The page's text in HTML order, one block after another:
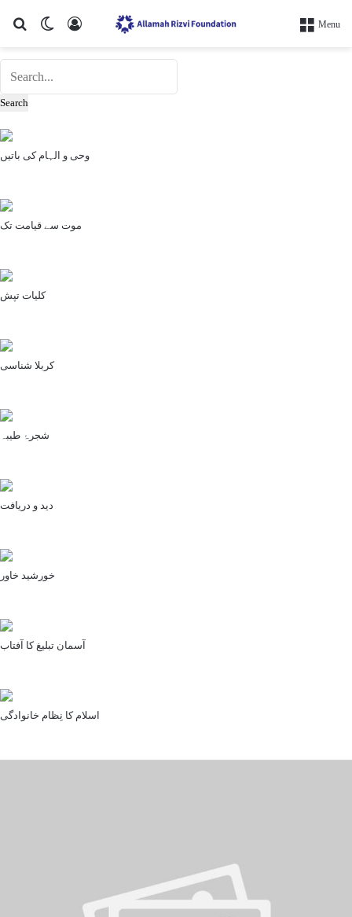
Search forSwitch skin
Log In Menu
Search
وحی و الہام کی باتیں
موت سے قیامت تک
کلیات تپش
کربلا شناسی
شجرۂ طیبہ
دید و دریافت
خورشید خاور
آسمان تبلیغ کا آفتاب
اسلام کا نِظام خانوادگی